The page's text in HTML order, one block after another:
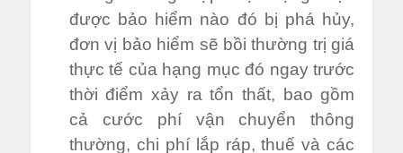
được bảo hiểm nào đó bị phá hủy,
đơn vị bảo hiểm sẽ bồi thường trị giá
thực tế của hạng mục đó ngay trước
thời điểm xảy ra tổn thất, bao gồm
cả cước phí vận chuyển thông
thường, chi phí lắp ráp, thuế và các